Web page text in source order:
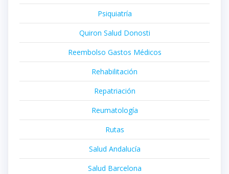
Psiquiatría
Quiron Salud Donosti
Reembolso Gastos Médicos
Rehabilitación
Repatriación
Reumatología
Rutas
Salud Andalucía
Salud Barcelona